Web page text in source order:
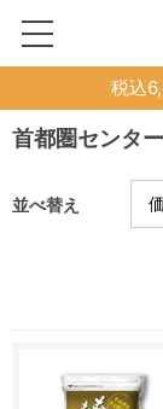
税込
首都圏センター
並べ替え